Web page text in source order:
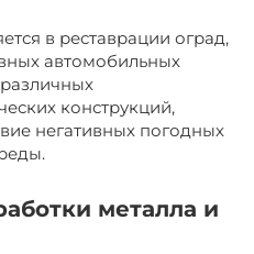
в реставрации оград,
автомобильных
конструкций,
негативных погодных
металла и